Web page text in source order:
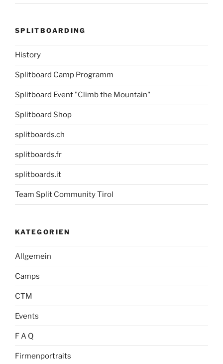
SPLITBOARDING
History
Splitboard Camp Programm
Splitboard Event "Climb the Mountain"
Splitboard Shop
splitboards.ch
splitboards.fr
splitboards.it
Team Split Community Tirol
KATEGORIEN
Allgemein
Camps
CTM
Events
F A Q
Firmenportraits